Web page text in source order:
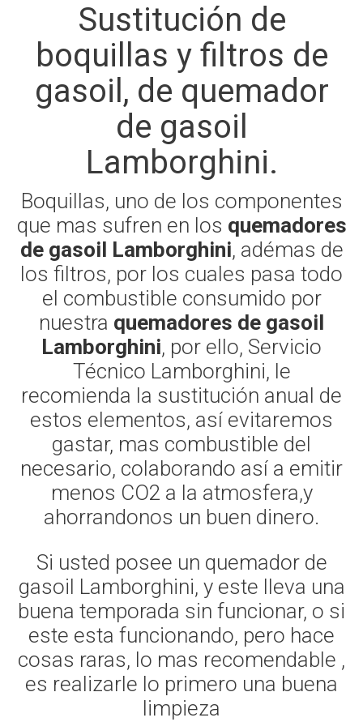
Sustitución de
boquillas y filtros de
gasoil, de quemador
de gasoil
Lamborghini.
Boquillas, uno de los componentes
que mas sufren en los quemadores
de gasoil Lamborghini, adémas de
los filtros, por los cuales pasa todo
el combustible consumido por
nuestra quemadores de gasoil
Lamborghini, por ello, Servicio
Técnico Lamborghini, le
recomienda la sustitución anual de
estos elementos, así evitaremos
gastar, mas combustible del
necesario, colaborando así a emitir
menos CO2 a la atmosfera,y
ahorrandonos un buen dinero.
Si usted posee un quemador de
gasoil Lamborghini, y este lleva una
buena temporada sin funcionar, o si
este esta funcionando, pero hace
cosas raras, lo mas recomendable ,
es realizarle lo primero una buena
limpieza